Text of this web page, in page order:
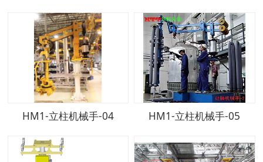
HM1-立柱机械手-04 HM1-立柱机械手-05